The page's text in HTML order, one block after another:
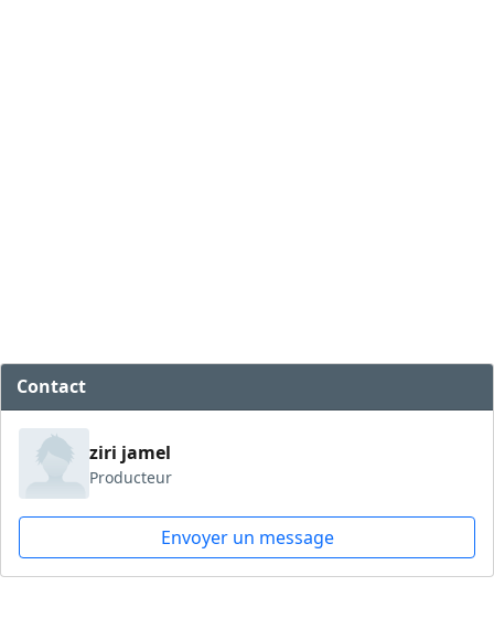
Contact
ziri jamel
Producteur
Envoyer un message